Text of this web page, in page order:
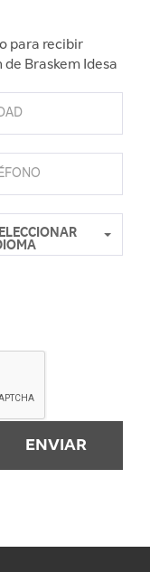
para recibir
Braskem Idesa